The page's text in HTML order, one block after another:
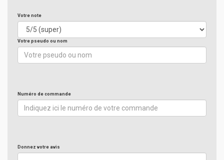
Votre note
Votre pseudo ou nom
Numéro de commande
Donnez votre avis